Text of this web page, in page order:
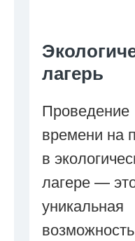
лагерь
Проведение
времени на
в
лагере —
уникальная